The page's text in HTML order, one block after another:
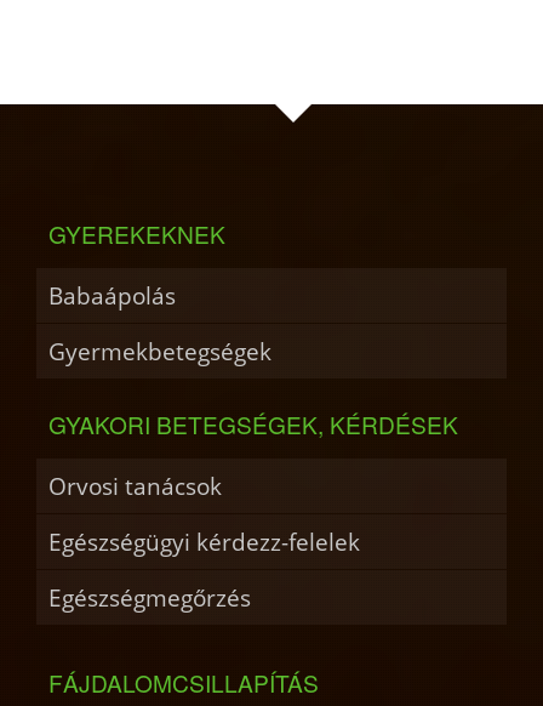
GYEREKEKNEK
Babaápolás
Gyermekbetegségek
GYAKORI BETEGSÉGEK, KÉRDÉSEK
Orvosi tanácsok
Egészségügyi kérdezz-felelek
Egészségmegőrzés
FÁJDALOMCSILLAPÍTÁS